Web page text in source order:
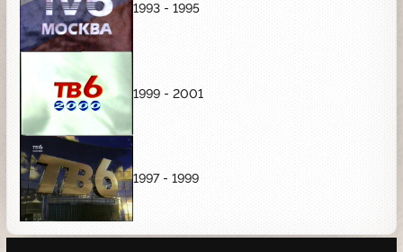
1993 - 1995
1999 - 2001
1997 - 1999